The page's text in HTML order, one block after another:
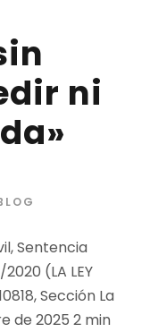
ni
Sentencia
(LA LEY
Sección La
de 2025 2 min